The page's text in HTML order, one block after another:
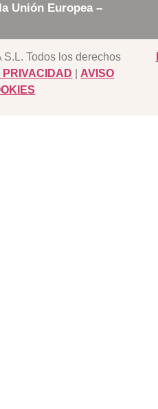
Unión Europea –
Todos los derechos
PRIVACIDAD
AVISO